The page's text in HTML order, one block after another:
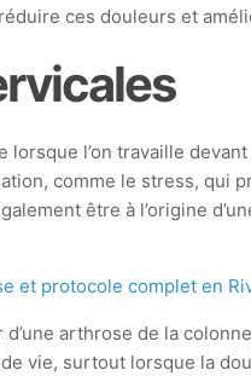
ces douleurs et
l’on travaille
comme le stress, qui
être à l’origine
et protocole complet en
d’une arthrose de la
vie, surtout lorsque la